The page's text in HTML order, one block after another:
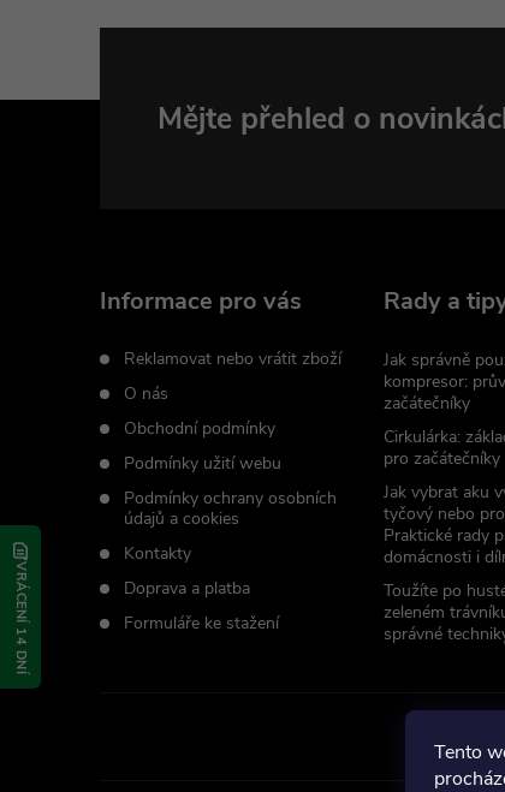
Tento
Mějte přehled o
Informace pro vás
Reklamovat nebo vrátit zboží
O nás
Obchodní podmínky
Podmínky užití webu
Podmínky ochrany osobních
údajů a cookies
Kontakty
Doprava a platba
Formuláře ke stažení
Rady a
Jak správně
kompresor:
začátečníky
Cirkulárka:
pro začátečníky
Jak vybrat aku
tyčový nebo
Praktické rady
domácnosti i
Toužíte po
zeleném
správné
VRÁCENÍ 14 DNÍ